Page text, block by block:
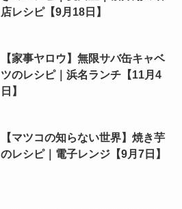
店レシピ【9月18日】
【家事ヤロウ】無限サバ缶キャベ
ツのレシピ｜浜名ランチ【11月4
日】
【マツコの知らない世界】焼き芋
のレシピ｜電子レンジ【9月7日】